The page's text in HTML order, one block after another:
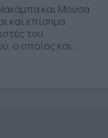
και Μούσα
και επίσημα
του
ο οποίος και...